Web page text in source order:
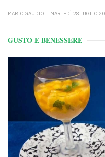
MARIO GAUDIO MARTEDÌ 28 LUGLIO
GUSTO E BENESSERE